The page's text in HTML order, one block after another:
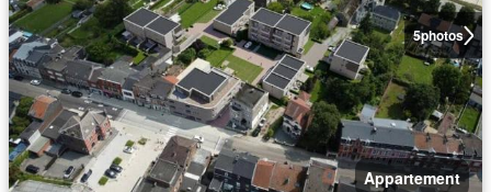
5photos
Appartement